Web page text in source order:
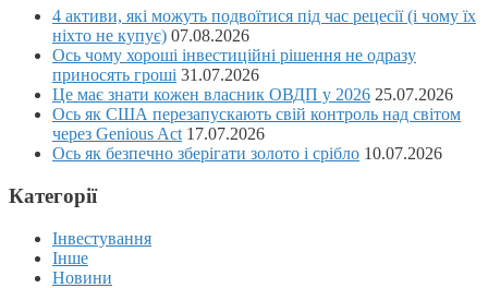
4 активи, які можуть подвоїтися під час рецесії (і чому їх
ніхто не купує) 07.08.2026
Ось чому хороші інвестиційні рішення не одразу
приносять гроші 31.07.2026
Це має знати кожен власник ОВДП у 2026 25.07.2026
Ось як США перезапускають свій контроль над світом
через Genious Act 17.07.2026
Ось як безпечно зберігати золото і срібло 10.07.2026
Категорії
Інвестування
Інше
Новини